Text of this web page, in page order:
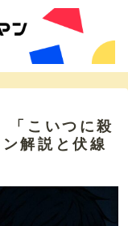
「こいつに殺
解説と伏線